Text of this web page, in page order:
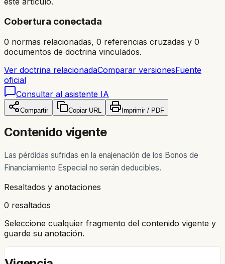
Cobertura conectada
0 normas relacionadas, 0 referencias cruzadas y 0
documentos de doctrina vinculados.
Ver doctrina relacionadaComparar versionesFuente
oficial
Consultar al asistente IA
Compartir Copiar URL Imprimir / PDF
Contenido vigente
Las pérdidas sufridas en la enajenación de los Bonos de
Financiamiento Especial no serán deducibles.
Resaltados y anotaciones
0 resaltados
Seleccione cualquier fragmento del contenido vigente y
guarde su anotación.